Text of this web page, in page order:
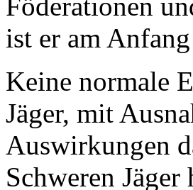
ist er am
Keine normale
Jäger, mit
Auswirkungen
Schweren